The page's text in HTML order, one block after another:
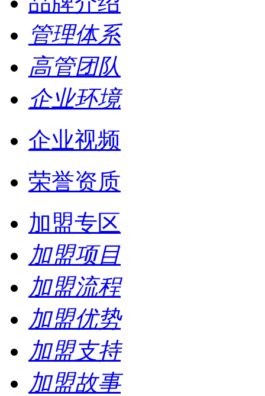
管理体系
高管团队
企业环境
企业视频
荣誉资质
加盟专区
加盟项目
加盟流程
加盟优势
加盟支持
加盟故事